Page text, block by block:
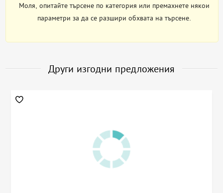
Моля, опитайте търсене по категория или премахнете някои
параметри за да се разшири обхвата на търсене.
Други изгодни предложения